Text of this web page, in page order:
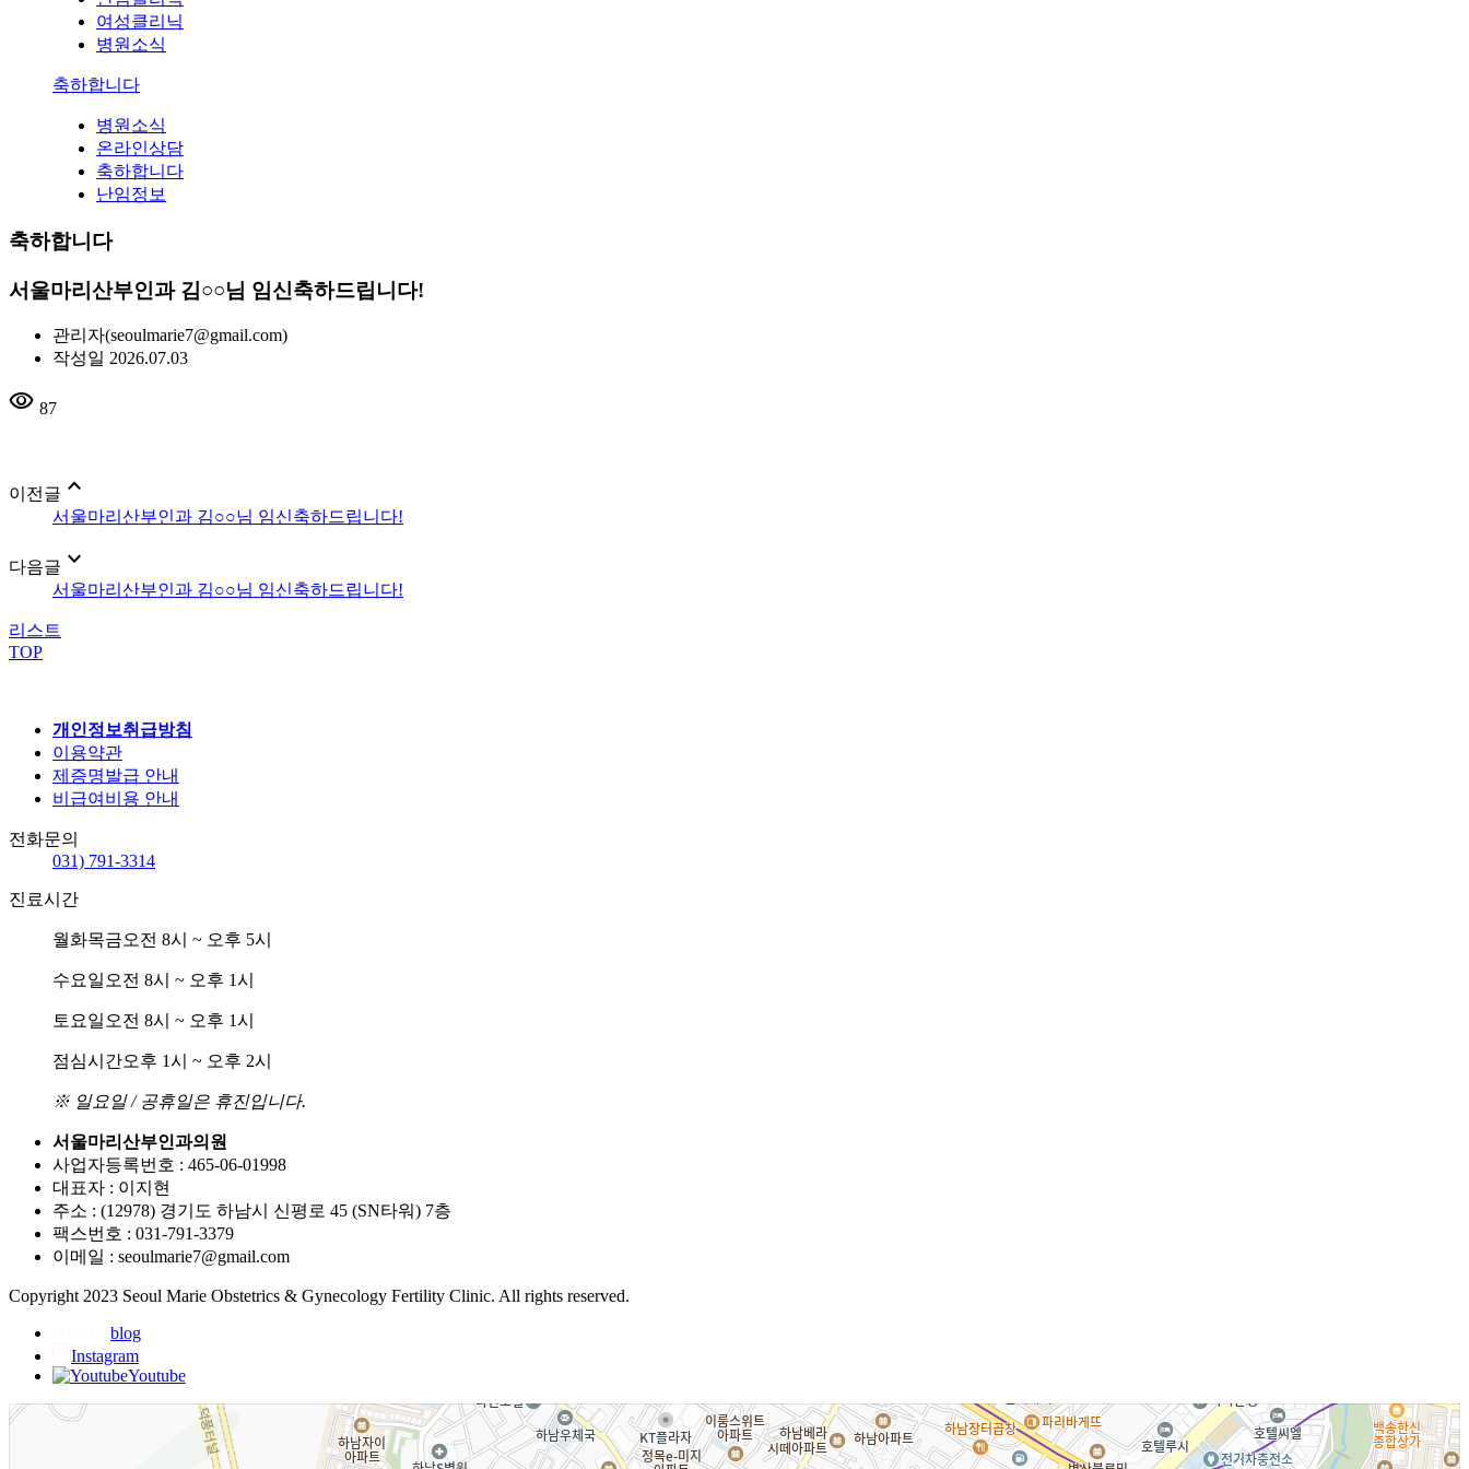
여성클리닉
병원소식
축하합니다
병원소식
온라인상담
축하합니다
난임정보
축하합니다
서울마리산부인과 김○○님 임신축하드립니다!
관리자(seoulmarie7@gmail.com)
작성일 2026.07.03
visibility 87
이전글 expand_less
서울마리산부인과 김○○님 임신축하드립니다!
다음글 expand_more
서울마리산부인과 김○○님 임신축하드립니다!
리스트
TOP
개인정보취급방침
이용약관
제증명발급 안내
비급여비용 안내
전화문의
031) 791-3314
진료시간
월화목금오전 8시 ~ 오후 5시
수요일 오전 8시 ~ 오후 1시
토요일 오전 8시 ~ 오후 1시
점심시간오후 1시 ~ 오후 2시
※ 일요일 / 공휴일은 휴진입니다.
서울마리산부인과의원
사업자등록번호 : 465-06-01998
대표자 : 이지현
주소 : (12978) 경기도 하남시 신평로 45 (SN타워) 7층
팩스번호 : 031-791-3379
이메일 : seoulmarie7@gmail.com
Copyright 2023 Seoul Marie Obstetrics & Gynecology Fertility Clinic. All rights reserved.
blog
Instagram
Youtube